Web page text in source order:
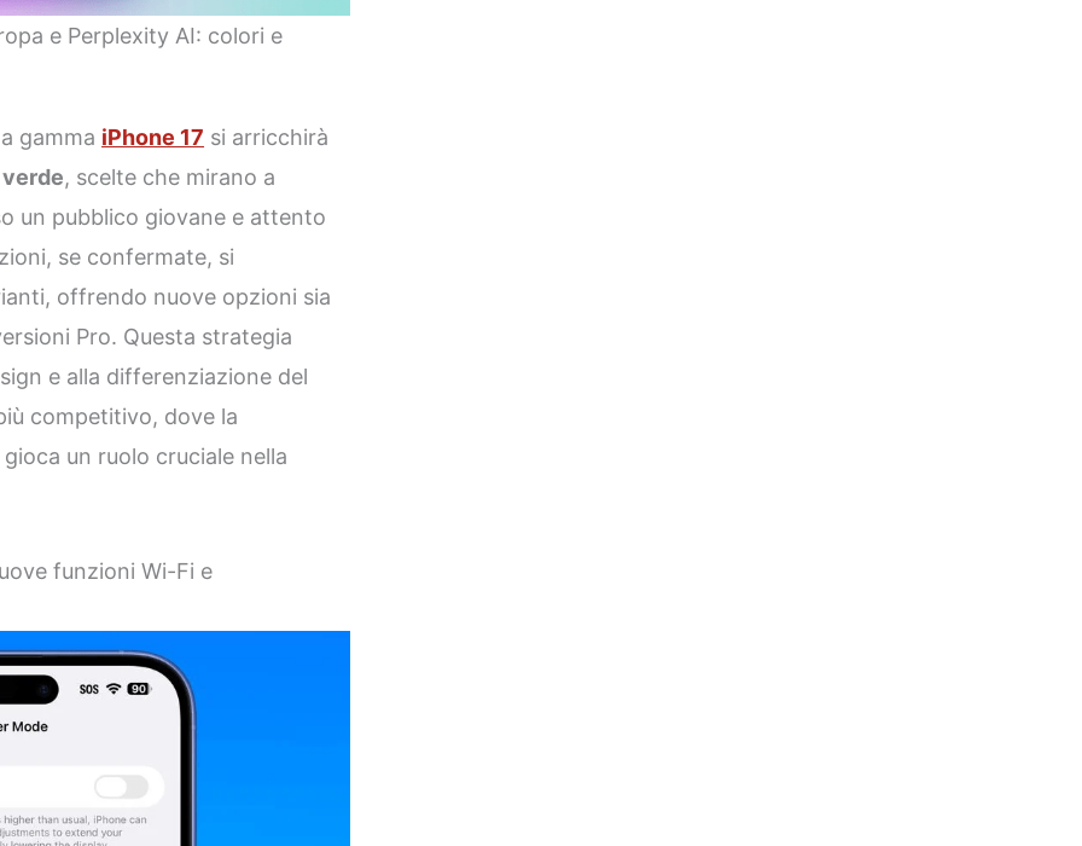
e Perplexity AI: colori e
gamma iPhone 17 si arricchirà
verde, scelte che mirano a
un pubblico giovane e attento
se confermate, si
offrendo nuove opzioni sia
Pro. Questa strategia
e alla differenziazione del
competitivo, dove la
un ruolo cruciale nella
funzioni Wi-Fi e